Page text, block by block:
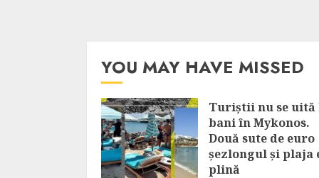
YOU MAY HAVE MISSED
Turiștii nu se uită
bani în Mykonos.
Două sute de euro
șezlongul și plaja
plină